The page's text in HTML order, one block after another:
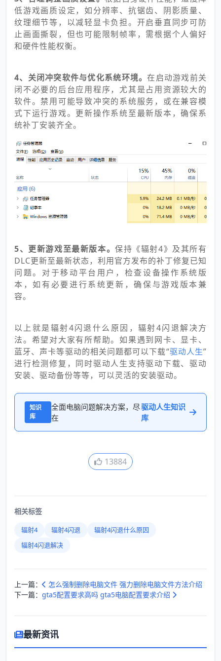
低游戏画质设定，如分辨率、抗锯齿、阴影质量、
纹理细节等，以减轻显卡负担。开启垂直同步可防
止画面撕裂，但也可能限制帧率，需根据个人偏好
和硬件性能权衡。
4、关闭冲突软件与优化系统环境。在启动游戏前关
闭不必要的后台应用程序，尤其是占用资源较大的
软件。禁用可能导致冲突的系统服务，或在兼容模
式下运行游戏。更新操作系统至最新版本，确保系
统补丁安装齐全。
5、更新游戏至最新版本。保持《辐射4》及其所有
DLC更新至最新状态，利用官方发布的补丁修复已知
问题。对于移动平台用户，检查设备操作系统版
本，如有必要进行系统更新，确保与游戏版本兼
容。
以上就是辐射4闪退什么原因，辐射4闪退解决方
法。希望对大家有所帮助。如果遇到网卡、显卡、
蓝牙、声卡等驱动的相关问题都可以下载“驱动人生”
进行检测修复，同时驱动人生支持驱动下载、驱动
安装、驱动备份等等，可以灵活的安装驱动。
知识
库
全面电脑问题解决方案，尽
在
驱动人生知识
库
13884
相关标签
辐射4 辐射4闪退
辐射4闪退什么原因
辐射4闪退解决
上一篇：
怎么强制删除电脑文件 强力删除电脑文件方法介绍
下一篇： gta5配置要求高吗 gta5电脑配置要求介绍
最新资讯